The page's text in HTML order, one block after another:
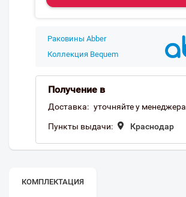
Раковины Abber
Коллекция Bequem
Получение в
Доставка: уточняйте у менеджера
Пункты выдачи: Краснодар
КОМПЛЕКТАЦИЯ